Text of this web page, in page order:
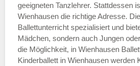
—
ÖFFNUNGSZEITEN
geeigneten Tanzlehrer. Stattdessen
Wienhausen die richtige Adresse.
Ballettunterricht spezialisiert und
Mädchen, sondern auch Jungen
die Möglichkeit, in Wienhausen
Kinderballett in Wienhausen werden